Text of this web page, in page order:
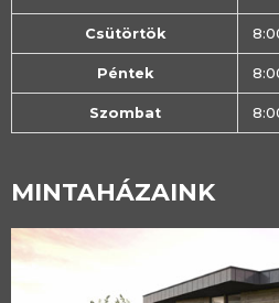
Csütörtök
Péntek
Szombat
MINTAHÁZAINK